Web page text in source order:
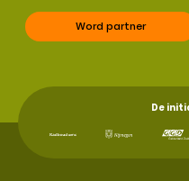
Word partner
De